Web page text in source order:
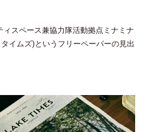
スペース兼協力隊活動拠点ミナミナ
イムズ)というフリーペーパーの見出